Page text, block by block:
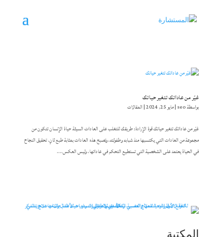
غيّر من عاداتك تتغير حياتك
بواسطةseo
|مايو 25, 2024 |المقالات
غيّر من عاداتك تتغير حياتك قوة الإرادة: طريقك للتغلب على العادات السيئة حياة الإنسان تتكون من
مجموعة من العادات التي يكتسبها منذ شبابه وطفولته، وتصبح هذه العادات بمثابة طبع ثانٍ. تحقيق النجاح
في الحياة يعتمد على الشخصية التي تستطيع التحكم في عاداتها، وليس العكس....
المكتبة